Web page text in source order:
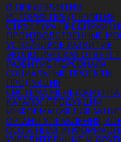
О ПРЕДПРИЯТИИ
ИСТОРИЯ ПРЕДПРИЯТИЯ
СТРУКТУРА
ПРОИЗВОДСТВЕННЫЕ
УСТОЙЧИВОЕ РАЗВИТИЕ
ЭКОЛОГИЧЕСКАЯ
РАЗВИТИЕ ПЕРСОНАЛА
СОЦИАЛЬНЫЕ ПРОЕКТЫ
ПРОДУКЦИЯ
СИСТЕМА МЕНЕДЖМЕНТА
КАТАЛОГ ПРОДУКЦИИ
ИНФОРМАЦИЯ ДЛЯ
ОРГАНЫ УПРАВЛЕНИЯ,
ОСОБЕННАЯ
УЧРЕДИТЕЛЬНЫЕ И